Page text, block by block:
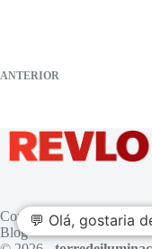
ANTERIOR
Contato
Blog
💬 Olá, gostaria